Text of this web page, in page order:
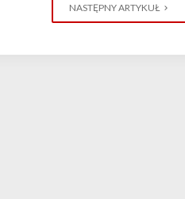
NASTĘPNY ARTYKUŁ